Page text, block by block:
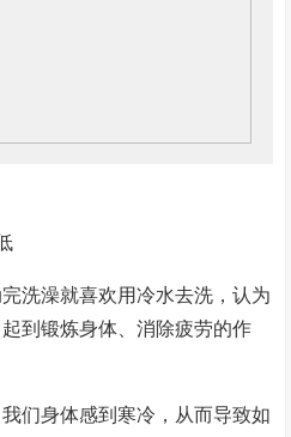
洗澡就喜欢用冷水去洗，认为
到锻炼身体、消除疲劳的作
们身体感到寒冷，从而导致如